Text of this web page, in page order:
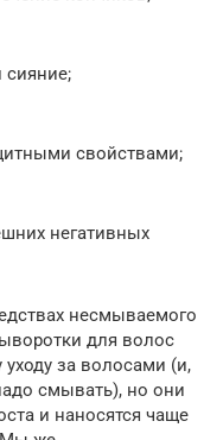
сияние;
свойствами;
негативных
несмываемого
для волос
за волосами (и,
смывать), но они
и наносятся чаще